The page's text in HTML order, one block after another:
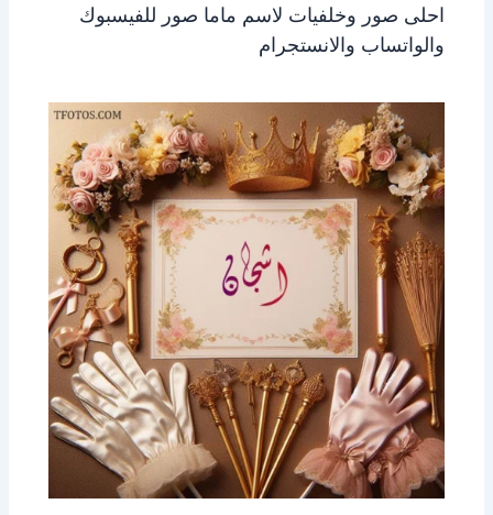
احلى صور وخلفيات لاسم ماما صور للفيسبوك
والواتساب والانستجرام